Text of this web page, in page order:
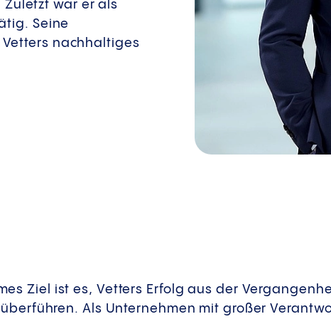
war er als
Seine
nachhaltiges
Ziel ist es, Vetters Erfolg aus der
Als Unternehmen mit großer